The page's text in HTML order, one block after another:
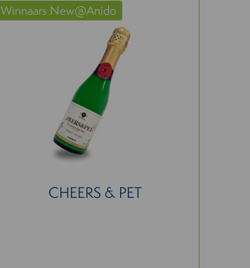
Winnaars New@Anido
CHEERS & PET